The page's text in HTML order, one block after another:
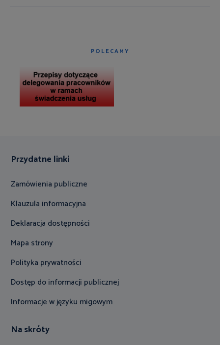
POLECAMY
Przydatne linki
Zamówienia publiczne
Klauzula informacyjna
Deklaracja dostępności
Mapa strony
Polityka prywatności
Dostęp do informacji publicznej
Informacje w języku migowym
Na skróty